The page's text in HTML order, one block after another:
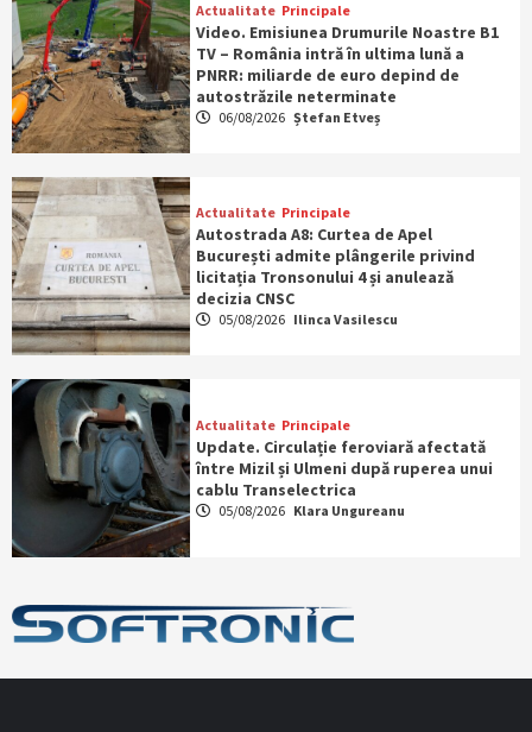
Actualitate Principale
Video. Emisiunea Drumurile Noastre B1
TV – România intră în ultima lună a
PNRR: miliarde de euro depind de
autostrăzile neterminate
06/08/2026 Ștefan Etveș
Actualitate Principale
Autostrada A8: Curtea de Apel
București admite plângerile privind
licitația Tronsonului 4 și anulează
decizia CNSC
05/08/2026 Ilinca Vasilescu
Actualitate Principale
Update. Circulație feroviară afectată
între Mizil și Ulmeni după ruperea unui
cablu Transelectrica
05/08/2026 Klara Ungureanu